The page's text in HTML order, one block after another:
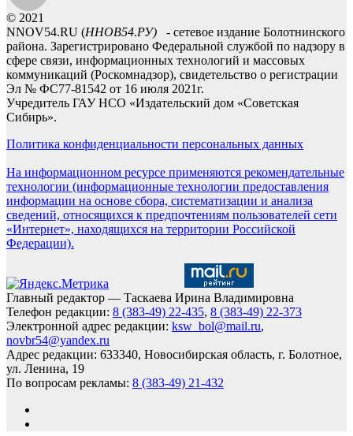
© 2021
NNOV54.RU (ННОВ54.РУ) - сетевое издание Болотнинского
района. Зарегистрировано Федеральной службой по надзору в
сфере связи, информационных технологий и массовых
коммуникаций (Роскомнадзор), свидетельство о регистрации
Эл № ФС77-81542 от 16 июля 2021г.
Учредитель ГАУ НСО «Издательский дом «Советская
Сибирь».
Политика конфиденциальности персональных данных
На информационном ресурсе применяются рекомендательные
технологии (информационные технологии предоставления
информации на основе сбора, систематизации и анализа
сведений, относящихся к предпочтениям пользователей сети
«Интернет», находящихся на территории Российской
Федерации).
Главный редактор — Таскаева Ирина Владимировна
Телефон редакции: 8 (383-49) 22-435, 8 (383-49) 22-373
Электронной адрес редакции: ksw_bol@mail.ru,
novbr54@yandex.ru
Адрес редакции: 633340, Новосибирская область, г. Болотное,
ул. Ленина, 19
По вопросам рекламы: 8 (383-49) 21-432